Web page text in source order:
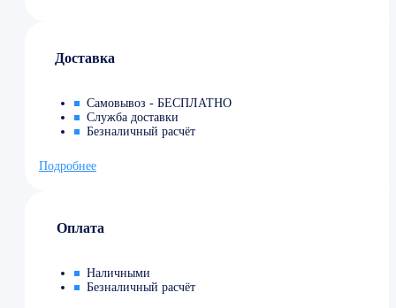
Доставка
Самовывоз - БЕСПЛАТНО
Служба доставки
Безналичный расчёт
Подробнее
Оплата
Наличными
Безналичный расчёт